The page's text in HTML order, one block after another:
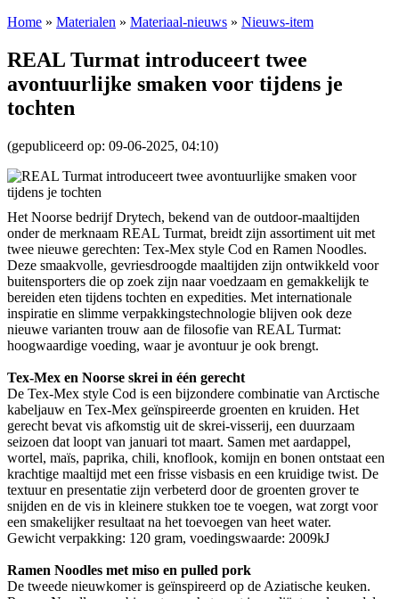
Home » Materialen » Materiaal-nieuws » Nieuws-item
REAL Turmat introduceert twee
avontuurlijke smaken voor tijdens je
tochten
(gepubliceerd op: 09-06-2025, 04:10)
Het Noorse bedrijf Drytech, bekend van de outdoor-maaltijden
onder de merknaam REAL Turmat, breidt zijn assortiment uit met
twee nieuwe gerechten: Tex-Mex style Cod en Ramen Noodles.
Deze smaakvolle, gevriesdroogde maaltijden zijn ontwikkeld voor
buitensporters die op zoek zijn naar voedzaam en gemakkelijk te
bereiden eten tijdens tochten en expedities. Met internationale
inspiratie en slimme verpakkingstechnologie blijven ook deze
nieuwe varianten trouw aan de filosofie van REAL Turmat:
hoogwaardige voeding, waar je avontuur je ook brengt.
Tex-Mex en Noorse skrei in één gerecht
De Tex-Mex style Cod is een bijzondere combinatie van Arctische
kabeljauw en Tex-Mex geïnspireerde groenten en kruiden. Het
gerecht bevat vis afkomstig uit de skrei-visserij, een duurzaam
seizoen dat loopt van januari tot maart. Samen met aardappel,
wortel, maïs, paprika, chili, knoflook, komijn en bonen ontstaat een
krachtige maaltijd met een frisse visbasis en een kruidige twist. De
textuur en presentatie zijn verbeterd door de groenten grover te
snijden en de vis in kleinere stukken toe te voegen, wat zorgt voor
een smakelijker resultaat na het toevoegen van heet water.
Gewicht verpakking: 120 gram, voedingswaarde: 2009kJ
Ramen Noodles met miso en pulled pork
De tweede nieuwkomer is geïnspireerd op de Aziatische keuken.